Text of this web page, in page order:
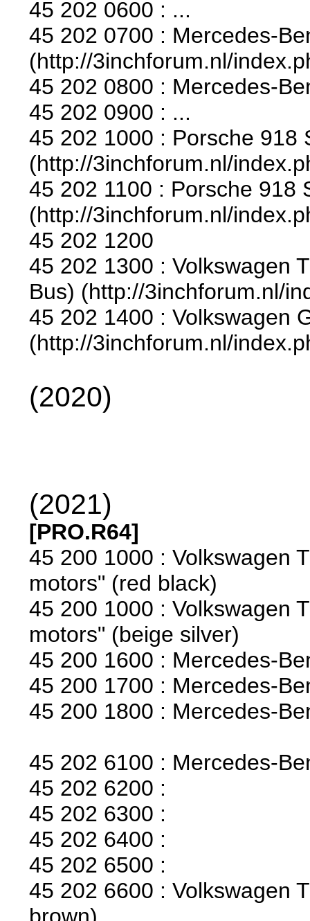
45 202 0600 : ...
45 202 0700 : Mercedes-
(http://3inchforum.nl/
45 202 0800 : Mercedes-
45 202 0900 : ...
45 202 1000 : Porsche 918
(http://3inchforum.nl/
45 202 1100 : Porsche 918
(http://3inchforum.nl/
45 202 1200
45 202 1300 : Volkswagen
Bus) (http://3inchforum.nl/
45 202 1400 : Volkswagen
(http://3inchforum.nl/
(2020)
(2021)
[PRO.R64]
45 200 1000 : Volkswagen
motors" (red black)
45 200 1000 : Volkswagen
motors" (beige silver)
45 200 1600 : Mercedes-
45 200 1700 : Mercedes-
45 200 1800 : Mercedes-
45 202 6100 : Mercedes-
45 202 6200 :
45 202 6300 :
45 202 6400 :
45 202 6500 :
45 202 6600 : Volkswagen